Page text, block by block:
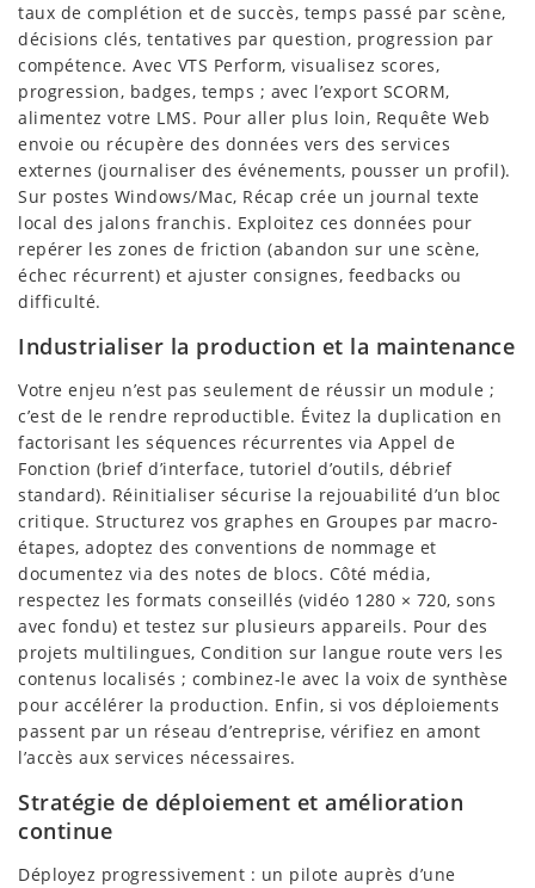
taux de complétion et de succès, temps passé par scène,
décisions clés, tentatives par question, progression par
compétence. Avec VTS Perform, visualisez scores,
progression, badges, temps ; avec l’export SCORM,
alimentez votre LMS. Pour aller plus loin, Requête Web
envoie ou récupère des données vers des services
externes (journaliser des événements, pousser un profil).
Sur postes Windows/Mac, Récap crée un journal texte
local des jalons franchis. Exploitez ces données pour
repérer les zones de friction (abandon sur une scène,
échec récurrent) et ajuster consignes, feedbacks ou
difficulté.
Industrialiser la production et la maintenance
Votre enjeu n’est pas seulement de réussir un module ;
c’est de le rendre reproductible. Évitez la duplication en
factorisant les séquences récurrentes via Appel de
Fonction (brief d’interface, tutoriel d’outils, débrief
standard). Réinitialiser sécurise la rejouabilité d’un bloc
critique. Structurez vos graphes en Groupes par macro-
étapes, adoptez des conventions de nommage et
documentez via des notes de blocs. Côté média,
respectez les formats conseillés (vidéo 1280 × 720, sons
avec fondu) et testez sur plusieurs appareils. Pour des
projets multilingues, Condition sur langue route vers les
contenus localisés ; combinez-le avec la voix de synthèse
pour accélérer la production. Enfin, si vos déploiements
passent par un réseau d’entreprise, vérifiez en amont
l’accès aux services nécessaires.
Stratégie de déploiement et amélioration
continue
Déployez progressivement : un pilote auprès d’une